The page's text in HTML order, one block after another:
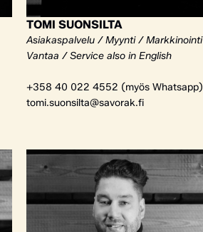
TOMI SUONSILTA
Asiakaspalvelu / Myynti / Markkinointi
Vantaa / Service also in English
+358 40 022 4552 (myös Whatsapp)
tomi.suonsilta@savorak.fi